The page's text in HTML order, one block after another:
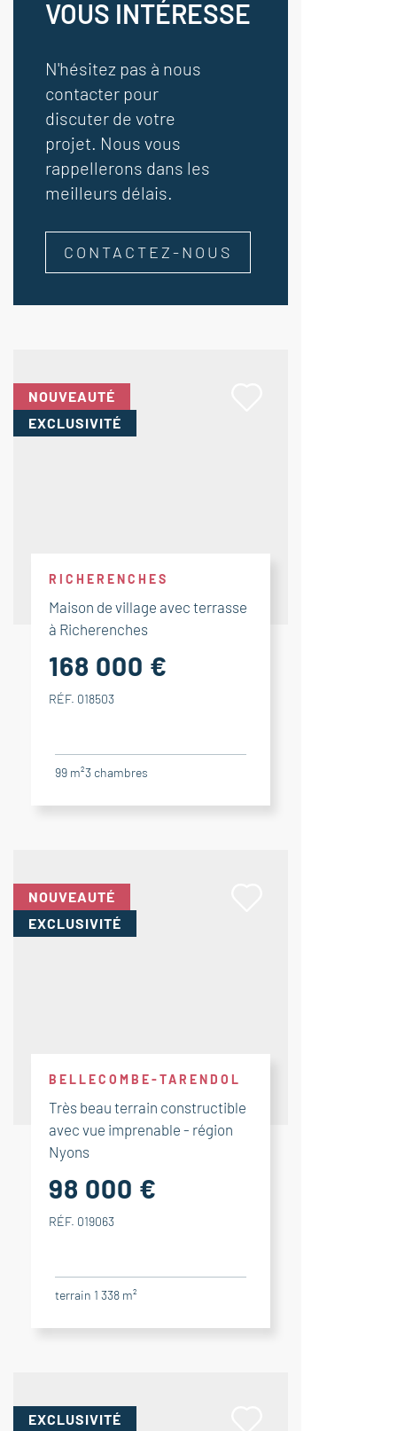
VOUS INTÉRESSE
N'hésitez pas à nous
contacter pour
discuter de votre
projet. Nous vous
rappellerons dans les
meilleurs délais.
CONTACTEZ-NOUS
NOUVEAUTÉ
EXCLUSIVITÉ
RICHERENCHES
Maison de village avec terrasse
à Richerenches
168 000 €
RÉF. 018503
99 m²3 chambres
NOUVEAUTÉ
EXCLUSIVITÉ
BELLECOMBE-TARENDOL
Très beau terrain constructible
avec vue imprenable - région
Nyons
98 000 €
RÉF. 019063
terrain 1 338 m²
EXCLUSIVITÉ